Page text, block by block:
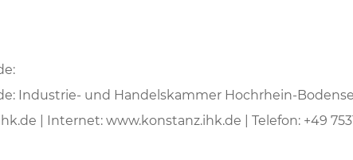
Industrie- und Handelskammer Hochrhein-
| Internet: www.konstanz.ihk.de | Telefon: +49